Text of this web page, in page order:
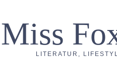
Miss
LITERATUR,